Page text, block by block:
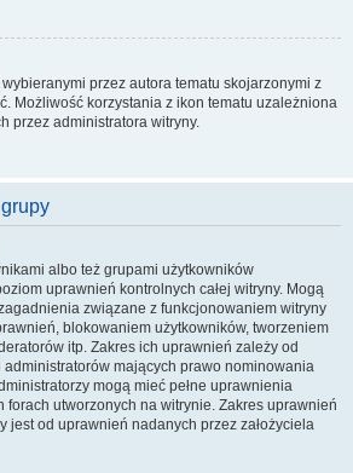
wybieranymi przez autora tematu skojarzonymi z
Możliwość korzystania z ikon tematu uzależniona
przez administratora witryny.
albo też grupami użytkowników
uprawnień kontrolnych całej witryny. Mogą
związane z funkcjonowaniem witryny
blokowaniem użytkowników, tworzeniem
itp. Zakres ich uprawnień zależy od
administratorów mających prawo nominowania
mogą mieć pełne uprawnienia
forach utworzonych na witrynie. Zakres uprawnień
jest od uprawnień nadanych przez założyciela